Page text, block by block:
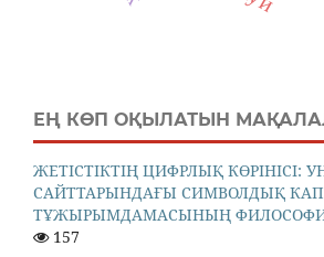
ЕҢ КӨП ОҚЫЛАТЫН
ЖЕТІСТІКТІҢ ЦИФРЛЫҚ КӨРІНІСІ:
САЙТТАРЫНДАҒЫ СИМВОЛДЫҚ
ТҰЖЫРЫМДАМАСЫНЫҢ
157